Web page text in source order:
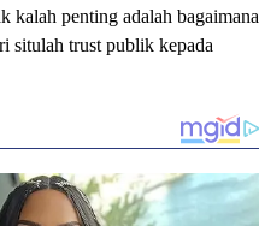
kalah penting adalah bagaimana
situlah trust publik kepada